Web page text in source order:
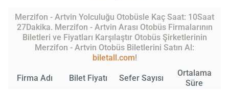
Merzifon - Artvin Yolculuğu Otobüsle Kaç Saat: 10Saat
27Dakika. Merzifon - Artvin Arası Otobüs Firmalarının
Biletleri ve Fiyatları Karşılaştır Otobüs Şirketlerinin
Merzifon - Artvin Otobüs Biletlerini Satın Al:
biletall.com!
Firma Adı Bilet Fiyatı Sefer Sayısı
Ortalama
Süre